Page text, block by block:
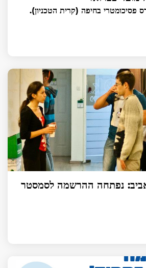
פסיכומטרי בחיפה (קרית הטכניון).
נפתחה ההרשמה לסמסטר